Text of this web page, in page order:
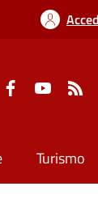
Turismo